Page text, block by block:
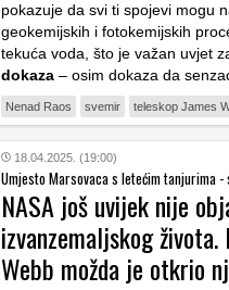
pokazuje da svi ti spojevi mogu
geokemijskih i fotokemijskih
tekuća voda, što je važan uvjet
dokaza – osim dokaza da
Nenad Raos svemir teleskop James
18.04.2025. (19:00)
Umjesto Marsovaca s letećim tanjurima -
NASA još uvijek nije
izvanzemaljskog
Webb možda je otkrio